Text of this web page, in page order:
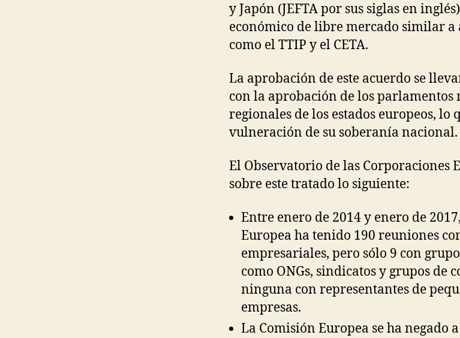
y Japón (JEFTA por sus siglas en
económico de libre mercado similar a
como el TTIP y el CETA.
La aprobación de este acuerdo se
con la aprobación de los parlamentos
regionales de los estados europeos, lo
vulneración de su soberanía nacional.
El Observatorio de las Corporaciones
sobre este tratado lo siguiente:
Entre enero de 2014 y enero de
Europea ha tenido 190 reuniones
empresariales, pero sólo 9 con
como ONGs, sindicatos y grupos de
ninguna con representantes de
empresas.
La Comisión Europea se ha negado